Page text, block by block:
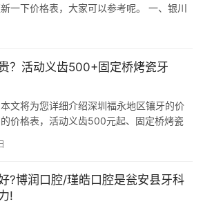
一下价格表，大家可以参考呢。 一、银川
？活动义齿500+固定桥烤瓷牙
文将为您详细介绍深圳福永地区镶牙的价
价格表，活动义齿500元起、固定桥烤瓷
?博润口腔/瑾皓口腔是瓮安县牙科
!